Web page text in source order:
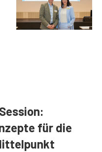
für die